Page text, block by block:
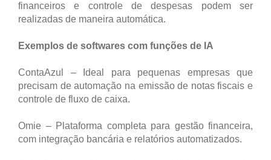
financeiros e controle de despesas podem ser
realizadas de maneira automática.
Exemplos de softwares com funções de IA
ContaAzul – Ideal para pequenas empresas que
precisam de automação na emissão de notas fiscais e
controle de fluxo de caixa.
Omie – Plataforma completa para gestão financeira,
com integração bancária e relatórios automatizados.